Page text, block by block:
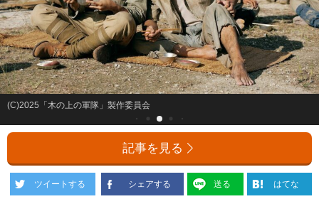
(C)2025「木の上の軍隊」製作委員会
記事を見る
ツイートする シェアする 送る はてな